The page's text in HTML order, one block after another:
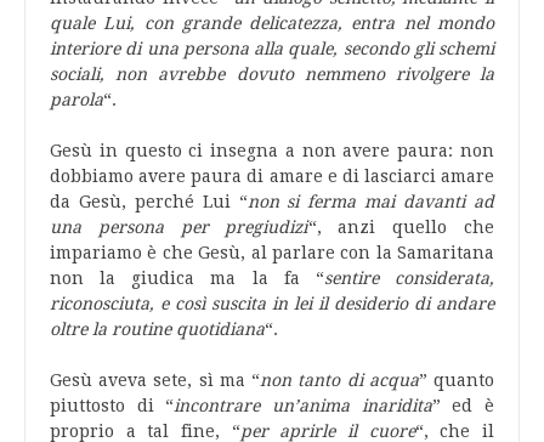
quale Lui, con grande delicatezza, entra nel mondo
interiore di una persona alla quale, secondo gli schemi
sociali, non avrebbe dovuto nemmeno rivolgere la
parola“.
Gesù in questo ci insegna a non avere paura: non
dobbiamo avere paura di amare e di lasciarci amare
da Gesù, perché Lui “non si ferma mai davanti ad
una persona per pregiudizi“, anzi quello che
impariamo è che Gesù, al parlare con la Samaritana
non la giudica ma la fa “sentire considerata,
riconosciuta, e così suscita in lei il desiderio di andare
oltre la routine quotidiana“.
Gesù aveva sete, sì ma “non tanto di acqua” quanto
piuttosto di “incontrare un’anima inaridita” ed è
proprio a tal fine, “per aprirle il cuore“, che il